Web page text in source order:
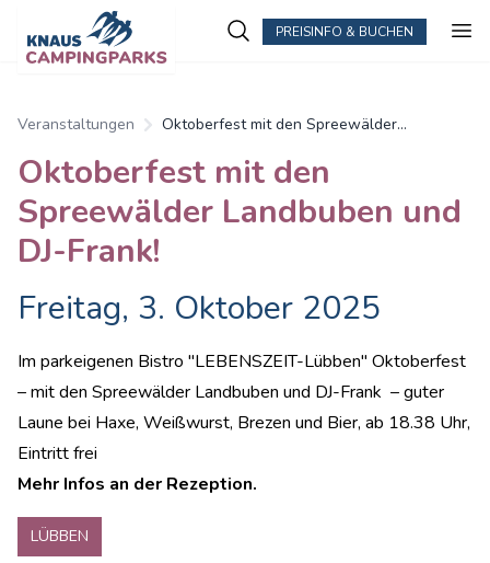
PREISINFO & BUCHEN
Veranstaltungen
Oktoberfest mit den Spreewälder
Oktoberfest mit den
Spreewälder Landbuben und
DJ-Frank!
Freitag, 3. Oktober 2025
Im parkeigenen Bistro "LEBENSZEIT-Lübben" Oktoberfest
– mit den Spreewälder Landbuben und DJ-Frank – guter
Laune bei Haxe, Weißwurst, Brezen und Bier, ab 18.38 Uhr,
Eintritt frei
Mehr Infos an der Rezeption.
LÜBBEN